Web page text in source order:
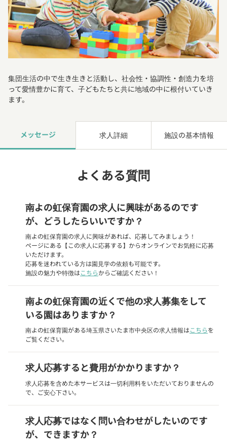
集団生活の中で生き生きと活動し、社会性・協調性・創造力を培
って愛情豊かに育て、子どもたちと共に地域の中に根付いていき
ます。
メッセージ 求人詳細 施設の基本情報
よくある質問
南よの虹保育園の求人に興味があるのです
が、どうしたらいいですか？
南よの虹保育園の求人に興味があれば、応募してみましょう！
ページにある【この求人に応募する】からオンラインでお気軽に応募
いただけます。
応募を迷われている方は園見学の依頼も可能です。
施設の魅力や特徴はこちらからご確認ください！
南よの虹保育園の近くで他の求人募集をして
いる園はありますか？
南よの虹保育園がある埼玉県さいたま市中央区の求人情報はこちらを
ご覧ください。
求人応募すると費用がかかりますか？
求人応募を含めた本サービスは一切利用料をいただいておりませんの
で、ご安心下さい。
求人応募ではなく問い合わせがしたいのです
が、できますか？